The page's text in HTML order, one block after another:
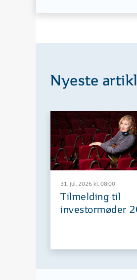
Nyeste
31. jul. 2026 kl. 08:00
Tilmelding til
investormøder